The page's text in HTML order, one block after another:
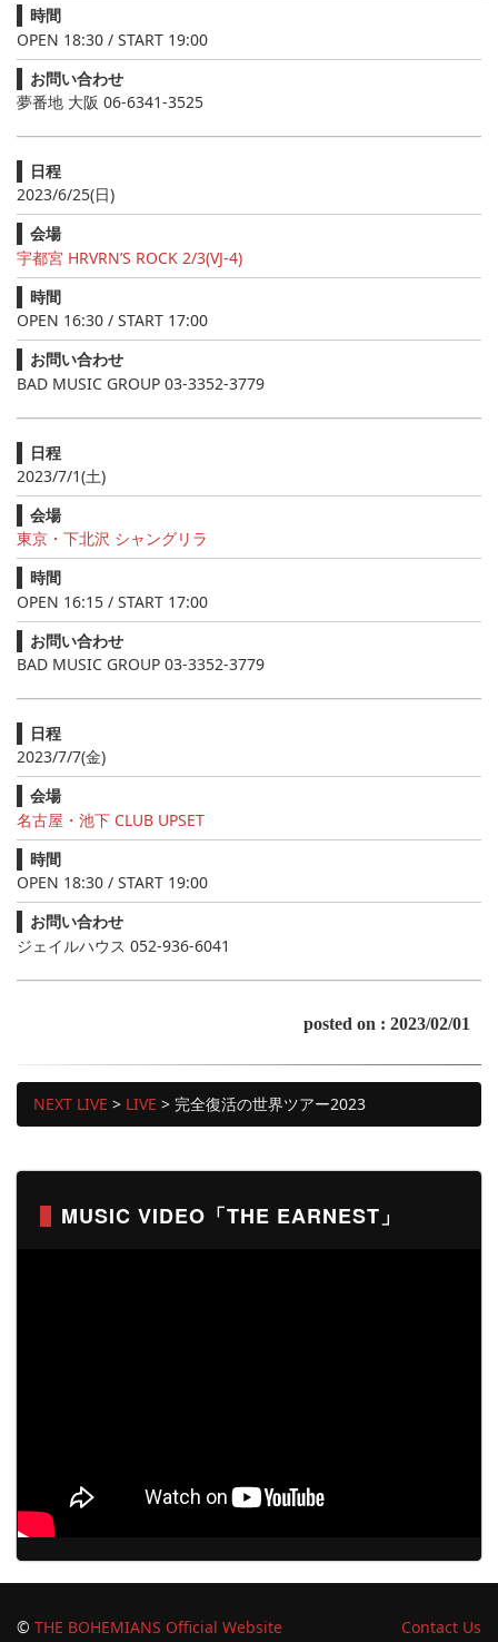
時間
OPEN 18:30 / START 19:00
お問い合わせ
夢番地 大阪 06-6341-3525
日程
2023/6/25(日)
会場
宇都宮 HRVRN’S ROCK 2/3(VJ-4)
時間
OPEN 16:30 / START 17:00
お問い合わせ
BAD MUSIC GROUP 03-3352-3779
日程
2023/7/1(土)
会場
東京・下北沢 シャングリラ
時間
OPEN 16:15 / START 17:00
お問い合わせ
BAD MUSIC GROUP 03-3352-3779
日程
2023/7/7(金)
会場
名古屋・池下 CLUB UPSET
時間
OPEN 18:30 / START 19:00
お問い合わせ
ジェイルハウス 052-936-6041
posted on : 2023/02/01
NEXT LIVE > LIVE > 完全復活の世界ツアー2023
MUSIC VIDEO「THE EARNEST」
Contact Us
© THE BOHEMIANS Official Website